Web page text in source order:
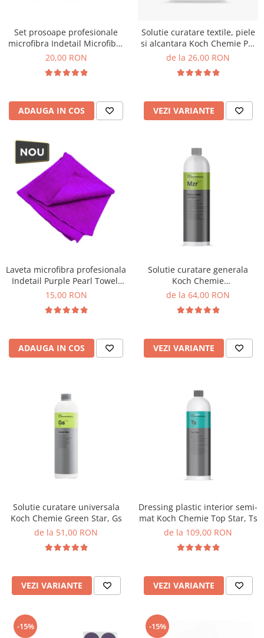
Solutii detailing rapid
Accesorii detailing rapid
ACCESORII EXTERIOR
Set prosoape profesionale
microfibra Indetail Microfiber
Duo Pack, 400GSM, 40x40cm,
20,00 RON
ADAUGA IN COS
Solutie curatare textile, piele
si alcantara Koch Chemie Pol
Star
de la 26,00 RON
VEZI VARIANTE
Laveta microfibra profesionala
Indetail Purple Pearl Towel,
400GSM, 40x40cm, mov
15,00 RON
ADAUGA IN COS
Solutie curatare generala
Koch Chemie
Mehrzweckreiniger, Mzr
de la 64,00 RON
VEZI VARIANTE
Solutie curatare universala
Koch Chemie Green Star, Gs
de la 51,00 RON
VEZI VARIANTE
Dressing plastic interior semi-
mat Koch Chemie Top Star, Ts
de la 109,00 RON
VEZI VARIANTE
-15% -15%